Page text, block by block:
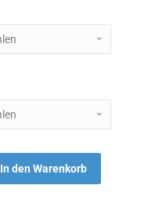
In den Warenkorb